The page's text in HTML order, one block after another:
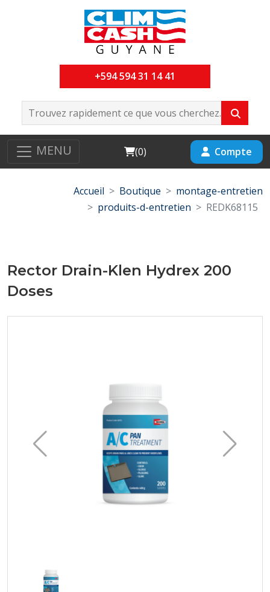
+594 594 31 14 41
MENU Cart
(0) Compte
Accueil Boutique
montage-entretien
produits-d-entretien
REDK68115
Rector Drain-Klen Hydrex 200
Doses